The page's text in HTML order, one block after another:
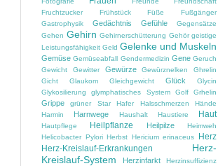
Fruchtzucker
Frühstück Füße
Fußgänger
Gastrophysik
Gedächtnis Gefühle
Gegensätze
Gehen Gehirn Gehirnerschütterung Gehör geistige
Leistungsfähigkeit Geld Gelenke und Muskeln
Gemüse Gemüseabfall Gendermedizin Gene Geruch
Gewicht
Gewitter Gewürze Gewürznelken
Ghrelin
Gicht
Glaukom Gleichgewicht Glück
Glycin
Glykosilierung
glymphatisches System Golf Grhelin
Grippe grüner Star Hafer Halsschmerzen
Hände
Harmin
Harnwege Haushalt Haustiere Haut
Hautpflege Heilpflanze Heilpilze
Heimweh
Helicobacter Pylori Herbst Hericium erinaceus
Herz
Herz-Kreislauf-Erkrankungen
Herz-
Kreislauf-System
Herzinfarkt Herzinsuffizienz